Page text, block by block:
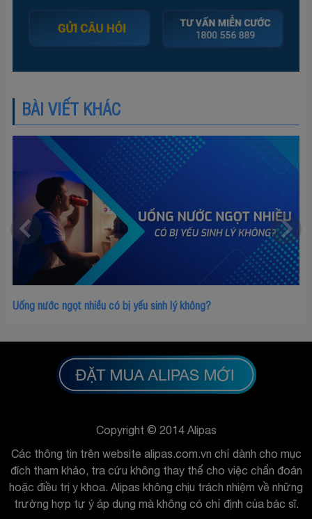
BÀI VIẾT KHÁC
Uống nước ngọt nhiều có bị yếu sinh lý không?
Copyright © 2014 Alipas
Các thông tin trên website alipas.com.vn chỉ dành cho mục
đích tham khảo, tra cứu không thay thế cho việc chẩn đoán
hoặc điều trị y khoa. Alipas không chịu trách nhiệm về những
trường hợp tự ý áp dụng mà không có chỉ định của bác sĩ.